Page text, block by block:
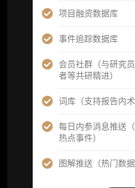
项目融资数据库
事件追踪数据库
会员社群（与研究
者等共研精进）
词库（支持报告内术
每日内参消息推送
热点事件）
图解推送（热门数据
分析师专属答疑服
淀内容）​
研精进）
可下载报告 PDF 版
供，2次/年)